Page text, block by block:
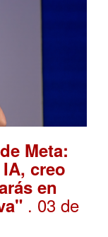
Meta:
creo
en
. 03 de